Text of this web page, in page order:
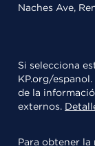
Naches Ave,
Si selecciona
KP.org/
de la
externos.
Para obtener la